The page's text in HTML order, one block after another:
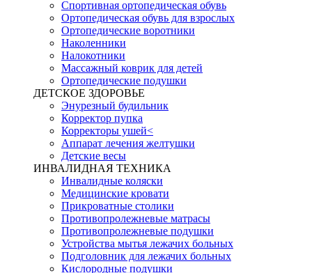
Спортивная ортопедическая обувь
Ортопедическая обувь для взрослых
Ортопедические воротники
Наколенники
Налокотники
Массажный коврик для детей
Ортопедические подушки
ДЕТСКОЕ ЗДОРОВЬЕ
Энурезный будильник
Корректор пупка
Корректоры ушей<
Аппарат лечения желтушки
Детские весы
ИНВАЛИДНАЯ ТЕХНИКА
Инвалидные коляски
Медицинские кровати
Прикроватные столики
Противопролежневые матрасы
Противопролежневые подушки
Устройства мытья лежачих больных
Подголовник для лежачих больных
Кислородные подушки